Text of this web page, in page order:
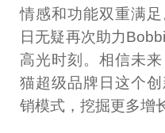
情感和功能双重满
日无疑再次助力
高光时刻。相信未
猫超级品牌日这个
销模式，挖掘更多增